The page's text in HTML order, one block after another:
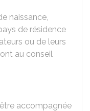
naissance,
de résidence
ou de leurs
au conseil
accompagnée